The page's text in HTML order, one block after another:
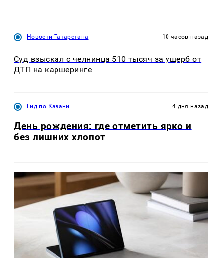
Новости Татарстана 10 часов назад
Суд взыскал с челнинца 510 тысяч за ущерб от
ДТП на каршеринге
Гид по Казани 4 дня назад
День рождения: где отметить ярко и
без лишних хлопот